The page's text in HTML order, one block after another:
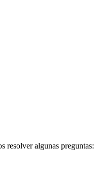
resolver algunas preguntas: